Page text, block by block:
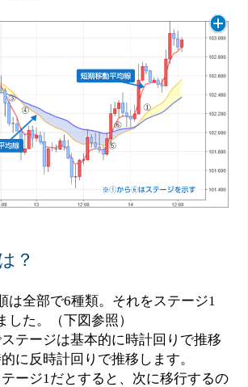
？
は全部で6種類。それをステージ1
した。（下図参照）
テージは基本的に時計回りで推移
に反時計回りで推移します。
ージ1だとすると、次に移行するの